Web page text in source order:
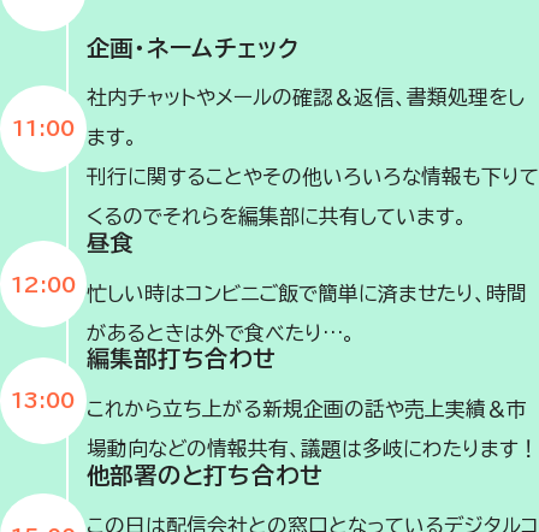
11:00
企画・ネームチェック
社内チャットやメールの確認＆返信、書類処理をし
ます。
刊行に関することやその他いろいろな情報も下りて
くるのでそれらを編集部に共有しています。
12:00
昼食
忙しい時はコンビニご飯で簡単に済ませたり、時間
があるときは外で食べたり…。
13:00
編集部打ち合わせ
これから立ち上がる新規企画の話や売上実績＆市
場動向などの情報共有、議題は多岐にわたります！
他部署のと打ち合わせ
この日は配信会社との窓口となっているデジタルコ